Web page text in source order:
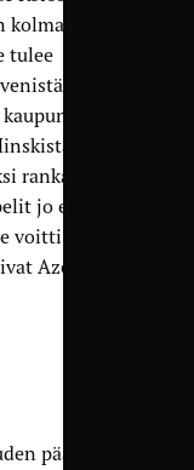
tulee
joka on
itään.
rankattu
jo ennen
voitti. Muut
Azerbaijan,
päätyttyä